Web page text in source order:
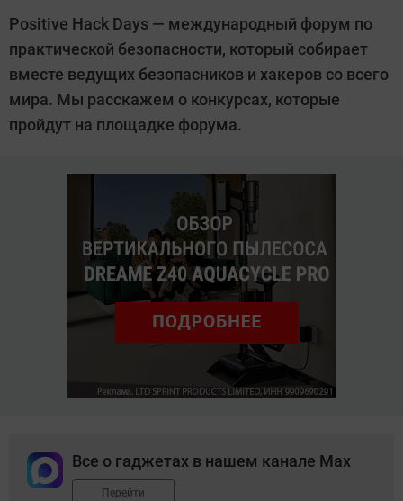
Дмитриева
Positive Hack Days — международный форум по
практической безопасности, который собирает
вместе ведущих безопасников и хакеров со всего
мира. Мы расскажем о конкурсах, которые
пройдут на площадке форума.
Все о гаджетах в нашем канале Max
Перейти